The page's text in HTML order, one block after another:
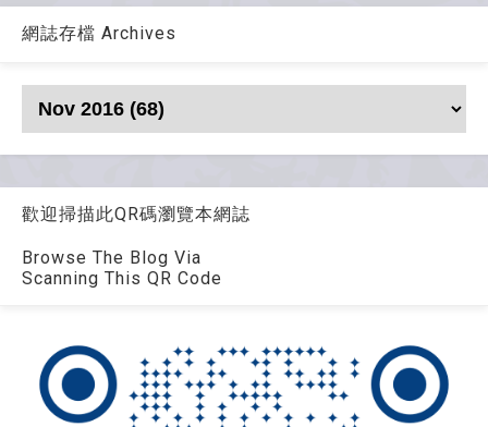
網誌存檔 Archives
歡迎掃描此QR碼瀏覽本網誌
Browse The Blog Via
Scanning This QR Code